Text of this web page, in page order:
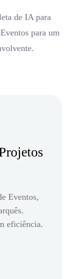
de IA para
para um
Eventos,
eficiência.